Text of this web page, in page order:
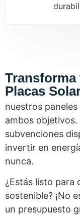
Transforma
Placas
nuestros
ambos objetivos.
subvenciones
invertir en
nunca.
¿Estás listo para
sostenible? ¡No
un presupuesto